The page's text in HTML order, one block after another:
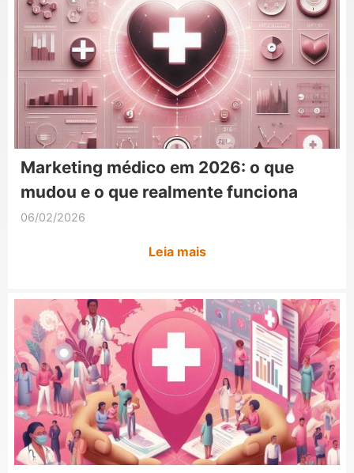
Marketing médico em 2026: o que
mudou e o que realmente funciona
06/02/2026
Leia mais